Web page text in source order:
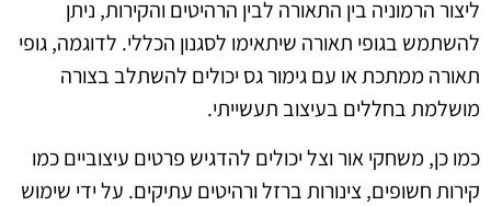
ליצור הרמוניה בין התאורה לבין הרהיטים והקירות, ניתן
להשתמש בגופי תאורה שיתאימו לסגנון הכללי. לדוגמה, גופי
תאורה ממתכת או עם גימור גס יכולים להשתלב בצורה
מושלמת בחללים בעיצוב תעשייתי.
כמו כן, משחקי אור וצל יכולים להדגיש פרטים עיצוביים כמו
קירות חשופים, צינורות ברזל ורהיטים עתיקים. על ידי שימוש